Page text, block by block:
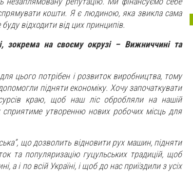
кошти. Я є людиною, яка звикла сама
буду відходити від цих принципів.
зокрема на своєму окрузі – Вижниччині та
цього потрібен і розвиток виробництва, тому
підняти економіку. Хочу започаткувати
краю, щоб наш ліс обробляли на нашій
утворенню нових робочих місць для
що дозволить відновити рух машин, підняти
та популяризацію гуцульських традицій, щоб
а і по всій Україні, і щоб до нас приїздили з усіх